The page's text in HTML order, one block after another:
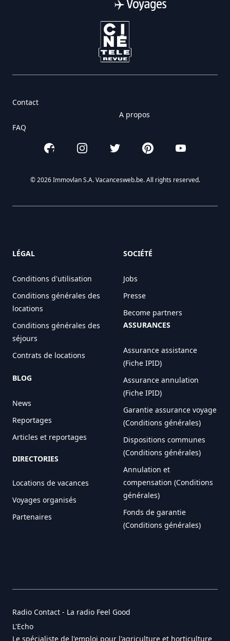
Contact
FAQ
A propos
FacebookInstagramTwitter PinterestYouTube
© 2026 Immovlan S.A. Vacancesweb.be. All rights reserved.
LÉGAL
Conditions d'utilisation
Conditions générales des
locations
Conditions générales des
séjours
Contrats de locations
BLOG
News
Reportages
Articles et reportages
DIRECTORIES
Locations de vacances
Voyages organisés
Partenaires
SOCIÉTÉ
Jobs
Presse
Become partners
ASSURANCES
Assurance assistance
(Fiche IPID)
Assurance annulation
(Fiche IPID)
Garantie assurance voyage
(Conditions générales)
Dispositions communes
(Conditions générales)
Annulation et
compensation (Conditions
générales)
Fonds de garantie
(Conditions générales)
Radio Contact - La radio Feel Good
L'Echo
Le spécialiste de l'emploi pour l'agriculture et horticulture